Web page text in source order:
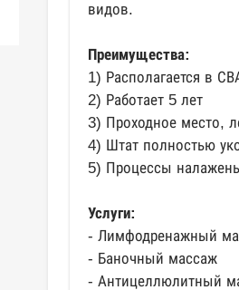
видов.
Преимущества:
1) Располагается в
2) Работает 5 лет
3) Проходное место,
4) Штат полностью
5) Процессы
Услуги:
- Лимфодренажный
- Баночный массаж
- Антицеллюлитный